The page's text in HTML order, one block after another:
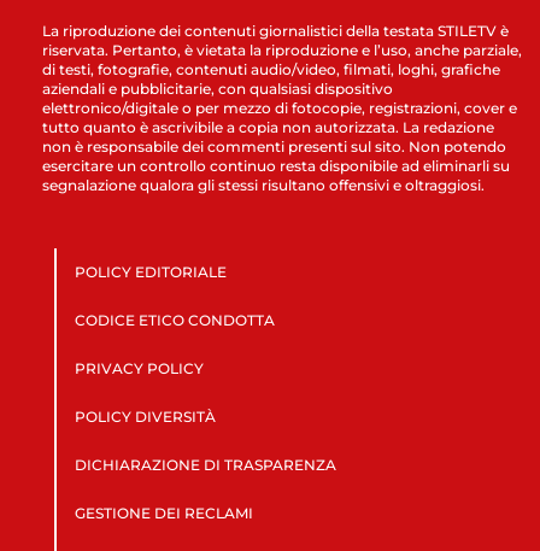
La riproduzione dei contenuti giornalistici della testata STILETV è
riservata. Pertanto, è vietata la riproduzione e l’uso, anche parziale,
di testi, fotografie, contenuti audio/video, filmati, loghi, grafiche
aziendali e pubblicitarie, con qualsiasi dispositivo
elettronico/digitale o per mezzo di fotocopie, registrazioni, cover e
tutto quanto è ascrivibile a copia non autorizzata. La redazione
non è responsabile dei commenti presenti sul sito. Non potendo
esercitare un controllo continuo resta disponibile ad eliminarli su
segnalazione qualora gli stessi risultano offensivi e oltraggiosi.
POLICY EDITORIALE
CODICE ETICO CONDOTTA
PRIVACY POLICY
POLICY DIVERSITÀ
DICHIARAZIONE DI TRASPARENZA
GESTIONE DEI RECLAMI